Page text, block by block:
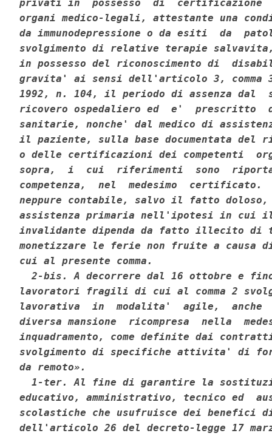
privati in  possesso  di  certificazione
organi medico-legali, attestante una
da immunodepressione o da esiti  da
svolgimento di relative terapie
in possesso del riconoscimento di
gravita' ai sensi dell'articolo 3, comma
1992, n. 104, il periodo di assenza dal
ricovero ospedaliero ed  e'  prescritto
sanitarie, nonche' dal medico di
il paziente, sulla base documentata del
o delle certificazioni dei competenti
sopra,  i  cui  riferimenti  sono
competenza,  nel  medesimo
neppure contabile, salvo il fatto
assistenza primaria nell'ipotesi in cui il
invalidante dipenda da fatto illecito
monetizzare le ferie non fruite a causa
cui al presente comma.
2-bis. A decorrere dal 16 ottobre e
lavoratori fragili di cui al comma 2
lavorativa  in  modalita'  agile,  anche
diversa mansione  ricompresa  nella
inquadramento, come definite dai
svolgimento di specifiche attivita' di
da remoto».
1-ter. Al fine di garantire la
educativo, amministrativo, tecnico ed
scolastiche che usufruisce dei benefici
dell'articolo 26 del decreto-legge 17